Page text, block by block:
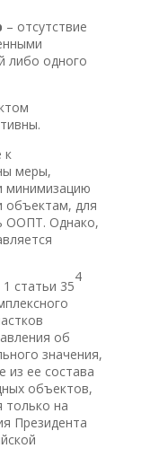
– отсутствие
либо одного
к
меры,
минимизацию
объектам, для
ООПТ. Однако,
статьи 35
4
об
значения,
из ее состава
объектов,
только на
Президента